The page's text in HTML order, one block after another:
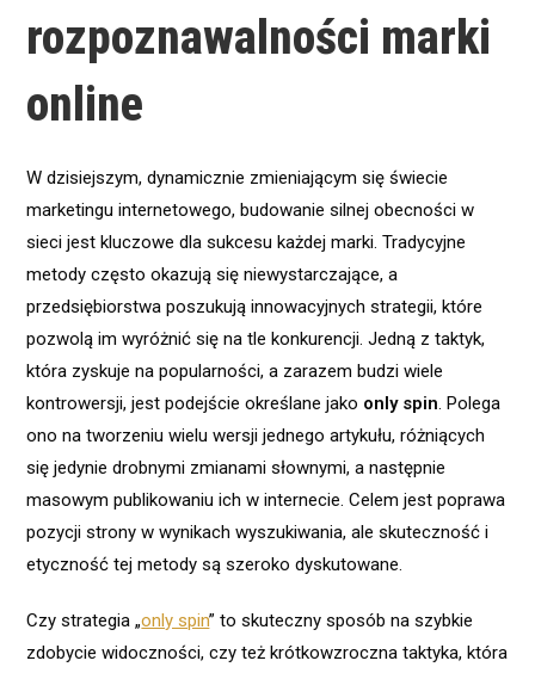
rozpoznawalności marki
online
W dzisiejszym, dynamicznie zmieniającym się świecie
marketingu internetowego, budowanie silnej obecności w
sieci jest kluczowe dla sukcesu każdej marki. Tradycyjne
metody często okazują się niewystarczające, a
przedsiębiorstwa poszukują innowacyjnych strategii, które
pozwolą im wyróżnić się na tle konkurencji. Jedną z taktyk,
która zyskuje na popularności, a zarazem budzi wiele
kontrowersji, jest podejście określane jako only spin. Polega
ono na tworzeniu wielu wersji jednego artykułu, różniących
się jedynie drobnymi zmianami słownymi, a następnie
masowym publikowaniu ich w internecie. Celem jest poprawa
pozycji strony w wynikach wyszukiwania, ale skuteczność i
etyczność tej metody są szeroko dyskutowane.
Czy strategia „only spin” to skuteczny sposób na szybkie
zdobycie widoczności, czy też krótkowzroczna taktyka, która